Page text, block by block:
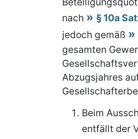
nach
§ 10a
jedoch gemäß
gesamten
Abzugsjahres
Beim
entfällt der